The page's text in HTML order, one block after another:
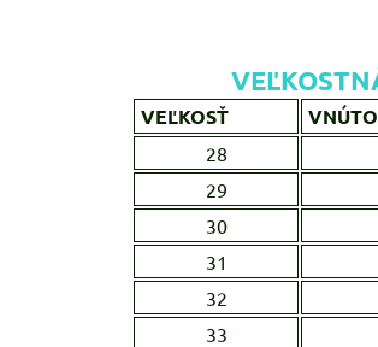
VEĽKOSŤ
28
29
30
31
32
33